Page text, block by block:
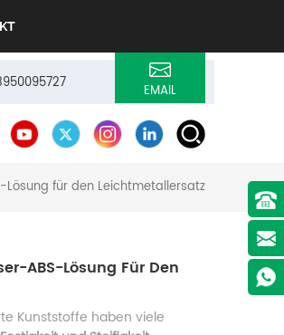
EMAIL
für den Leichtmetallersatz
ABS-Lösung Für Den
Kunststoffe haben viele